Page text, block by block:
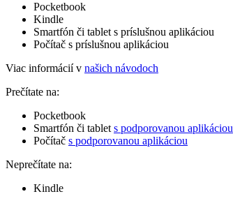
Pocketbook
Kindle
Smartfón či tablet s príslušnou aplikáciou
Počítač s príslušnou aplikáciou
Viac informácií v našich návodoch
Prečítate na:
Pocketbook
Smartfón či tablet s podporovanou aplikáciou
Počítač s podporovanou aplikáciou
Neprečítate na:
Kindle